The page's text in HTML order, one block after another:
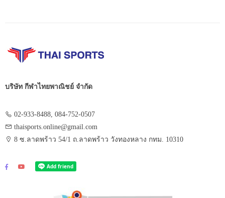
บริษัท กีฬาไทยพาณิชย์ จำกัด
02-933-8488, 084-752-0507
thaisports.online@gmail.com
8 ซ.ลาดพร้าว 54/1 ถ.ลาดพร้าว วังทองหลาง กทม. 10310